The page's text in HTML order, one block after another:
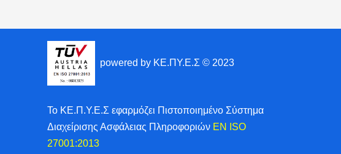
powered by ΚΕ.ΠΥ.Ε.Σ © 2023
Το ΚΕ.Π.Υ.Ε.Σ εφαρμόζει Πιστοποιημένο Σύστημα
Διαχείρισης Ασφάλειας Πληροφοριών EN ISO
27001:2013